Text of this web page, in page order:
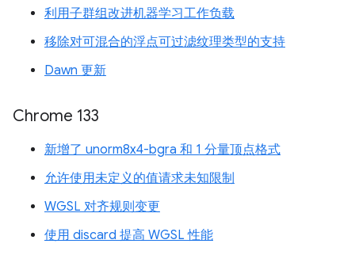
利用子群组改进机器学习工作负载
移除对可混合的浮点可过滤纹理类型的支持
Dawn 更新
Chrome 133
新增了 unorm8x4-bgra 和 1 分量顶点格式
允许使用未定义的值请求未知限制
WGSL 对齐规则变更
使用 discard 提高 WGSL 性能